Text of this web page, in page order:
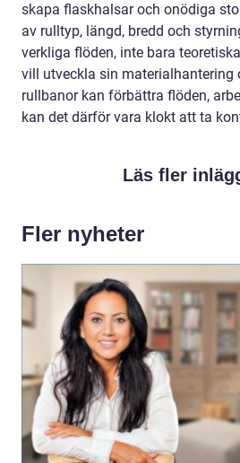
skapa flaskhalsar och onödiga
av rulltyp, längd, bredd och
verkliga flöden, inte bara
vill utveckla sin materialhantering
rullbanor kan förbättra flöden,
kan det därför vara klokt att ta
Läs fler
Fler nyheter